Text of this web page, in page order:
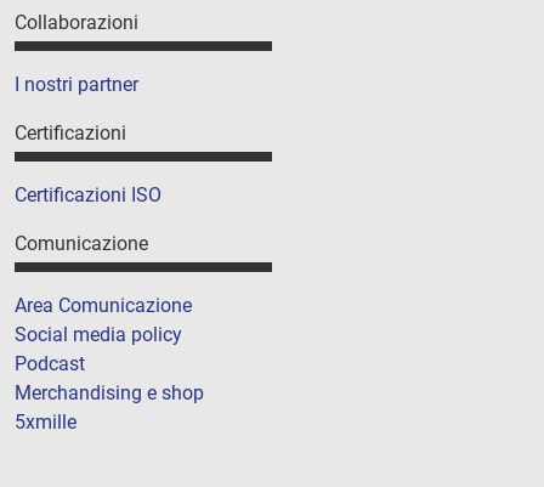
Collaborazioni
I nostri partner
Certificazioni
Certificazioni ISO
Comunicazione
Area Comunicazione
Social media policy
Podcast
Merchandising e shop
5xmille